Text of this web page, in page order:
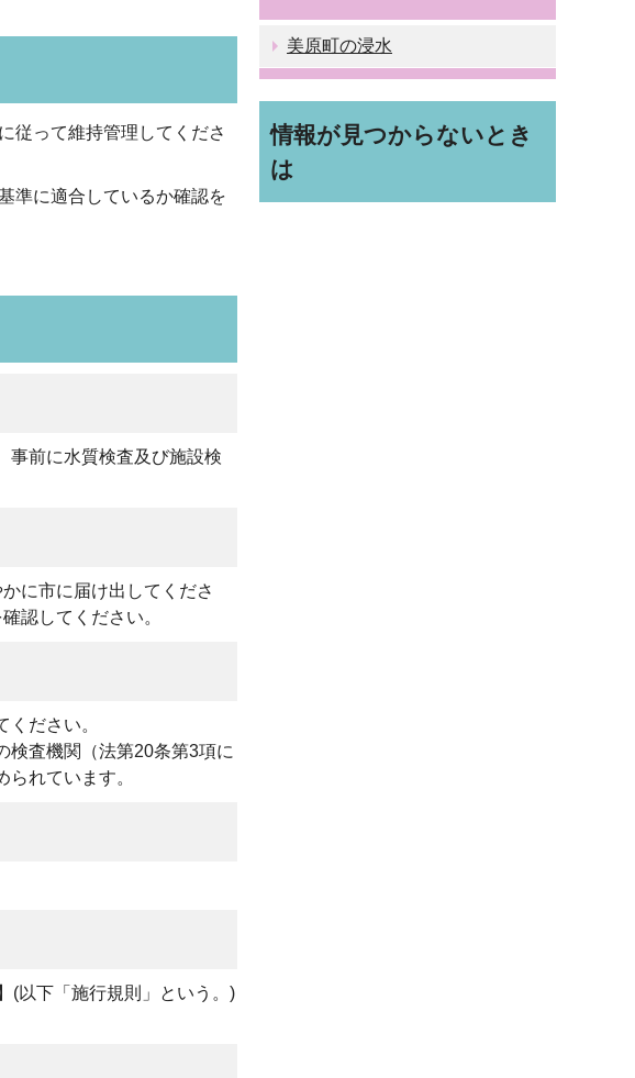
従って維持管理してくださ
準に適合しているか確認を
事前に水質検査及び施設検
に市に届け出してくださ
認してください。
ださい。
検査機関（法第20条第3項に
れています。
(以下「施行規則」という。)
美原町の浸水
情報が見つからないとき
は